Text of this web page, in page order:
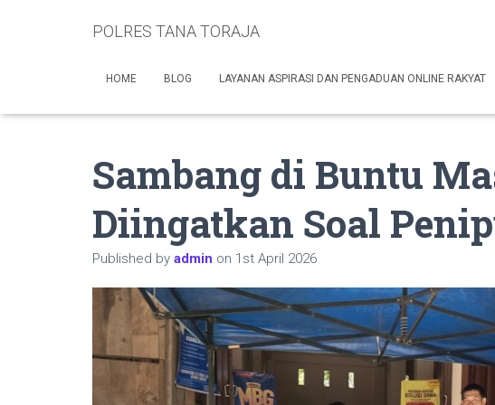
POLRES TANA TORAJA
HOME BLOG LAYANAN ASPIRASI DAN PENGADUAN ONLINE RAKYAT
Sambang di Buntu
Diingatkan Soal
Published by admin on 1st April 2026